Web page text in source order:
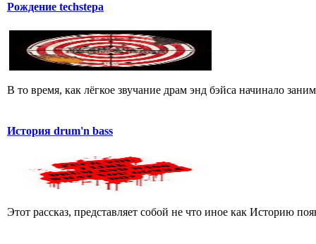
Рождение techstepа
В то время, как лёгкое звучание драм энд бэйса начинало
История drum'n bass
Этот рассказ, представляет собой не что иное как Историю